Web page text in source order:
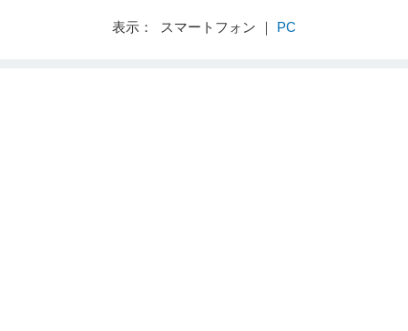
表示： スマートフォン ｜ PC